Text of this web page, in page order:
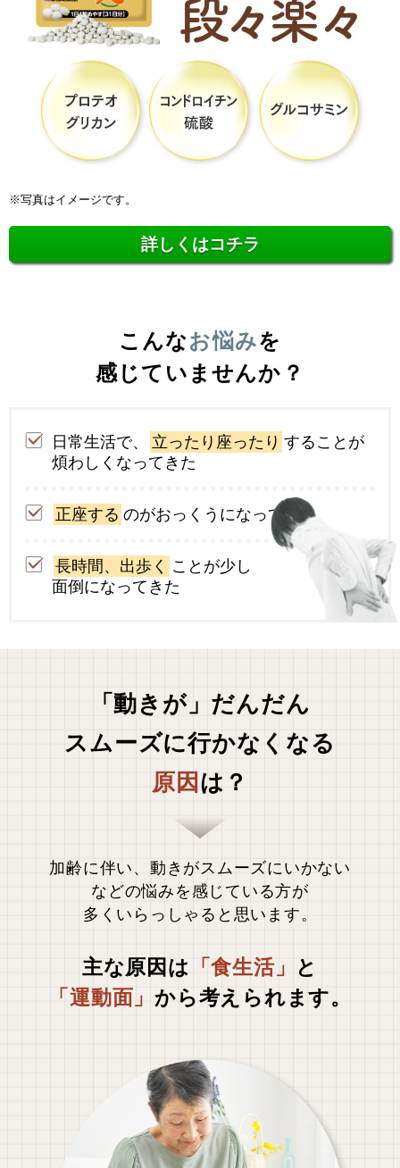
※写真はイメージです。
詳しくはコチラ
こんなお悩みを
感じていませんか？
日常生活で、 立ったり座ったり することが
煩わしくなってきた
正座する のがおっくうになってきた
長時間、出歩く ことが少し
面倒になってきた
「動きが」だんだん
スムーズに行かなくなる
原因 は？
加齢に伴い、動きがスムーズにいかない
などの悩みを感じている方が
多くいらっしゃると思います。
主な原因は 「食生活」
と
「運動面」 から考えられます。